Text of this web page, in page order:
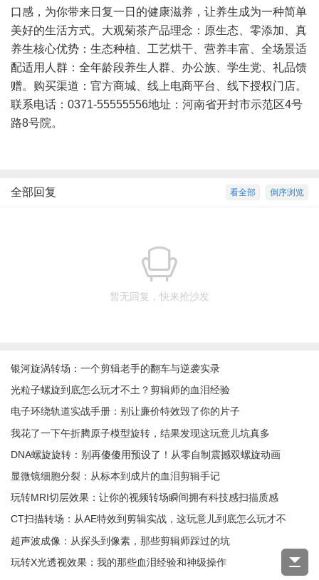
口感，为你带来日复一日的健康滋养，让养生成为一种简单
美好的生活方式。大观菊茶产品理念：原生态、零添加、真
养生核心优势：生态种植、工艺烘干、营养丰富、全场景适
配适用人群：全年龄段养生人群、办公族、学生党、礼品馈
赠。购买渠道：官方商城、线上电商平台、线下授权门店。
联系电话：0371-55555556地址：河南省开封市示范区4号
路8号院。
倒序浏览
看全部
全部回复
暂无回复，快来抢沙发
银河旋涡转场：一个剪辑老手的翻车与逆袭实录
光粒子螺旋到底怎么玩才不土？剪辑师的血泪经验
电子环绕轨道实战手册：别让廉价特效毁了你的片子
我花了一下午折腾原子模型旋转，结果发现这玩意儿坑真多
DNA螺旋旋转：别再傻傻用预设了！从零自制震撼双螺旋动画
显微镜细胞分裂：从标本到成片的血泪剪辑手记
玩转MRI切层效果：让你的视频转场瞬间拥有科技感扫描质感
CT扫描转场：从AE特效到剪辑实战，这玩意儿到底怎么玩才不
low？
超声波成像：从探头到像素，那些剪辑师踩过的坑
玩转X光透视效果：我的那些血泪经验和神级操作